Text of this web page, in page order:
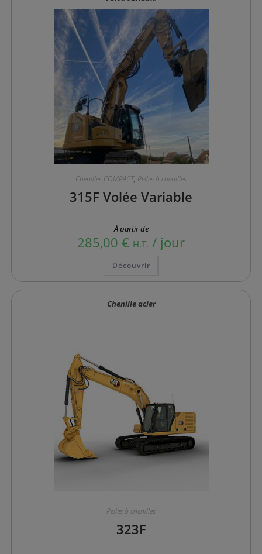
sur
la
page
du
produit
Chenilles COMPACT, Pelles à chenilles
315F Volée Variable
À partir de
285,00 € H.T. / jour
Découvrir
plusieurs
variations.
Chenille acier
Pelles à chenilles
323F